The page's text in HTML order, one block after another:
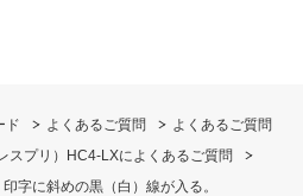
ド よくあるご質問
よくあるご質問
スプリ）HC4-LXによくあるご質問
字に斜めの黒（白）線が入る。